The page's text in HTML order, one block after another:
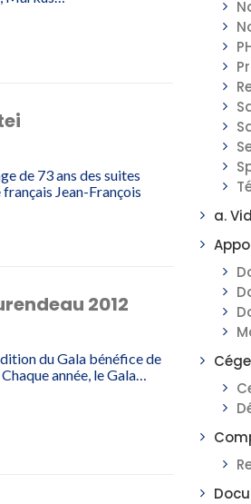
de 73 ans des suites
Jean-François
2012
du Gala bénéfice de
année, le Gala…
a.